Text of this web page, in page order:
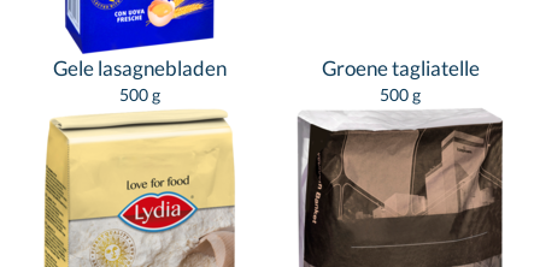
Gele lasagnebladen
500 g
Groene tagliatelle
500 g